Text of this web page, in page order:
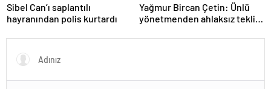
Sibel Can’ı saplantılı
hayranından polis kurtardı
Yağmur Bircan Çetin: Ünlü
yönetmenden ahlaksız teklif